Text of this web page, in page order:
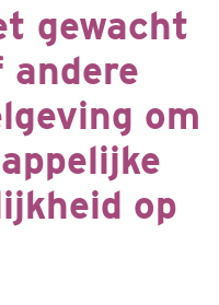
gewacht
andere
om
op